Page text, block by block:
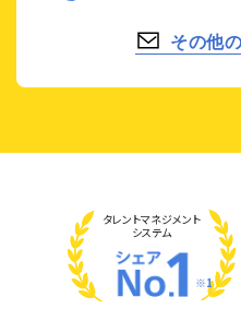
その他
タレントマネジメント
システム
※1